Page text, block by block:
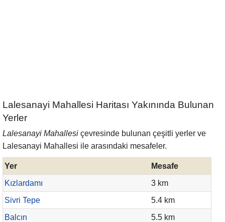
Lalesanayi Mahallesi Haritası Yakınında Bulunan
Yerler
Lalesanayi Mahallesi çevresinde bulunan çeşitli yerler ve
Lalesanayi Mahallesi ile arasındaki mesafeler.
Yer
Mesafe
Kızlardamı
3 km
Sivri Tepe
5.4 km
Balcın
5.5 km